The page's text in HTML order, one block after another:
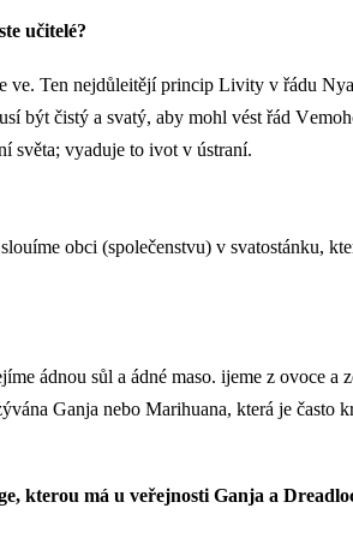
učitelé?
Ten nejdůleitějí princip Livity v řádu
být čistý a svatý, aby mohl vést řád
vyaduje to ivot v ústraní.
obci (společenstvu) v svatostánku,
sůl a ádné maso. ijeme z ovoce
Ganja nebo Marihuana, která je často
kterou má u veřejnosti Ganja a